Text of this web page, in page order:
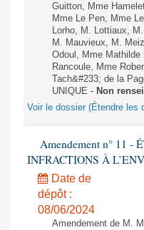
Guitton, Mme
Mme Le Pen, Mme
Lorho, M. Lottiaux,
M. Mauvieux, M.
Odoul, Mme
Rancoule, Mme
Tach&#233; de la
UNIQUE - Non
Voir le dossier (Étendre les
Amendement n° 11 -
INFRACTIONS À
Date de
dépôt :
08/06/2024
Amendement de M.